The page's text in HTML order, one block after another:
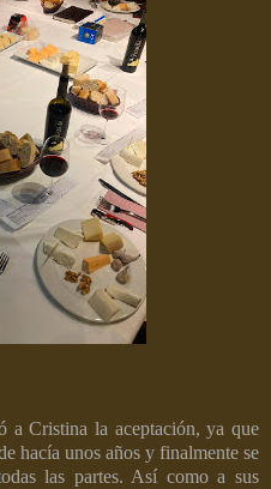
a Cristina la aceptación, ya que
hacía unos años y finalmente se
las partes. Así como a sus